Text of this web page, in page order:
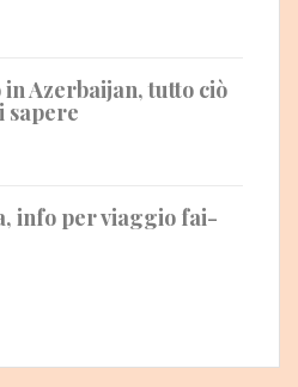
Azerbaijan, tutto ciò
sapere
info per viaggio fai-